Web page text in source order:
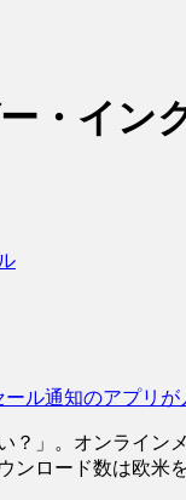
・イ
ール通知のアプリが
？」。オンライ
ンロード数は欧米